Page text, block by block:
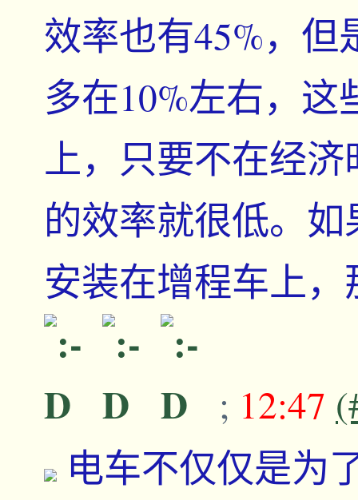
效率也有45%，
多在10%左右，
上，只要不在经
的效率就很低。
安装在增程车上
; 12:47
电车不仅仅是为